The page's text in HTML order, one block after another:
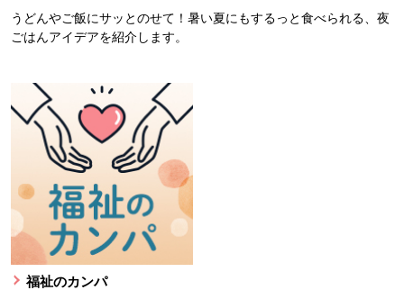
うどんやご飯にサッとのせて！暑い夏にもするっと食べられる、夜
ごはんアイデアを紹介します。
福祉のカンパ